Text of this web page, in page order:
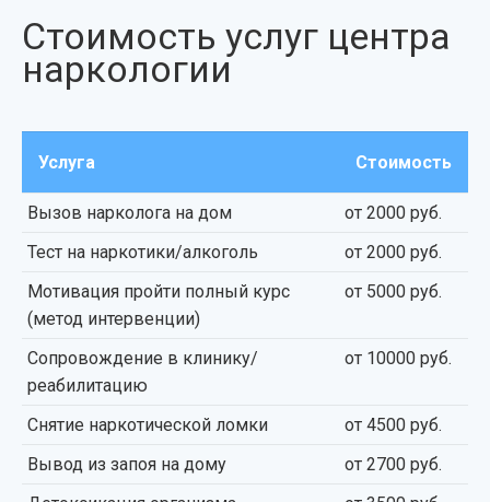
Стоимость услуг центра
наркологии
Услуга Стоимость
Вызов нарколога на дом
от 2000 руб.
Тест на наркотики/алкоголь
от 2000 руб.
Мотивация пройти полный курс
(метод интервенции)
от 5000 руб.
Сопровождение в клинику/
реабилитацию
от 10000 руб.
Снятие наркотической ломки
от 4500 руб.
Вывод из запоя на дому
от 2700 руб.